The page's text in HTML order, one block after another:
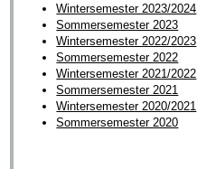
Wintersemester 2023/2024
Sommersemester 2023
Wintersemester 2022/2023
Sommersemester 2022
Wintersemester 2021/2022
Sommersemester 2021
Wintersemester 2020/2021
Sommersemester 2020